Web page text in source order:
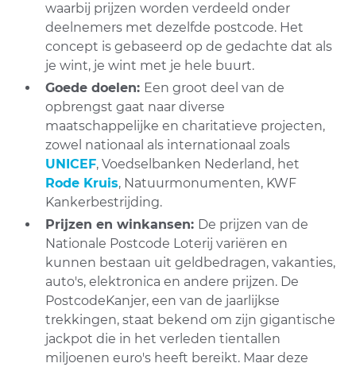
waarbij prijzen worden verdeeld onder
deelnemers met dezelfde postcode. Het
concept is gebaseerd op de gedachte dat als
je wint, je wint met je hele buurt.
Goede doelen: Een groot deel van de
opbrengst gaat naar diverse
maatschappelijke en charitatieve projecten,
zowel nationaal als internationaal zoals
UNICEF, Voedselbanken Nederland, het
Rode Kruis, Natuurmonumenten, KWF
Kankerbestrijding.
Prijzen en winkansen: De prijzen van de
Nationale Postcode Loterij variëren en
kunnen bestaan uit geldbedragen, vakanties,
auto's, elektronica en andere prijzen. De
PostcodeKanjer, een van de jaarlijkse
trekkingen, staat bekend om zijn gigantische
jackpot die in het verleden tientallen
miljoenen euro's heeft bereikt. Maar deze